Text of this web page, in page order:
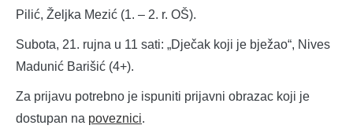
Pilić, Željka Mezić (1. – 2. r. OŠ).
Subota, 21. rujna u 11 sati: „Dječak koji je bježao“, Nives
Madunić Barišić (4+).
Za prijavu potrebno je ispuniti prijavni obrazac koji je
dostupan na poveznici.